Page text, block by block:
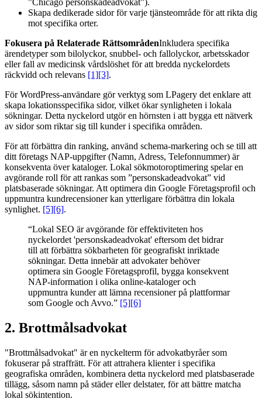
”Chicago personskadeadvokat”).
Skapa dedikerade sidor för varje tjänsteområde för att rikta dig
mot specifika orter.
Fokusera på Relaterade RättsområdenInkludera specifika
ärendetyper som bilolyckor, snubbel- och fallolyckor, arbetsskador
eller fall av medicinsk vårdslöshet för att bredda nyckelordets
räckvidd och relevans [1][3].
För WordPress-användare gör verktyg som LPagery det enklare att
skapa lokationsspecifika sidor, vilket ökar synligheten i lokala
sökningar. Detta nyckelord utgör en hörnsten i att bygga ett nätverk
av sidor som riktar sig till kunder i specifika områden.
För att förbättra din ranking, använd schema-markering och se till att
ditt företags NAP-uppgifter (Namn, Adress, Telefonnummer) är
konsekventa över kataloger. Lokal sökmotoroptimering spelar en
avgörande roll för att rankas som ”personskadeadvokat” vid
platsbaserade sökningar. Att optimera din Google Företagsprofil och
uppmuntra kundrecensioner kan ytterligare förbättra din lokala
synlighet. [5][6].
“Lokal SEO är avgörande för effektiviteten hos
nyckelordet 'personskadeadvokat' eftersom det bidrar
till att förbättra sökbarheten för geografiskt inriktade
sökningar. Detta innebär att advokater behöver
optimera sin Google Företagsprofil, bygga konsekvent
NAP-information i olika online-kataloger och
uppmuntra kunder att lämna recensioner på plattformar
som Google och Avvo.” [5][6]
2. Brottmålsadvokat
"Brottmålsadvokat" är en nyckelterm för advokatbyråer som
fokuserar på straffrätt. För att attrahera klienter i specifika
geografiska områden, kombinera detta nyckelord med platsbaserade
tillägg, såsom namn på städer eller delstater, för att bättre matcha
lokal sökintention.